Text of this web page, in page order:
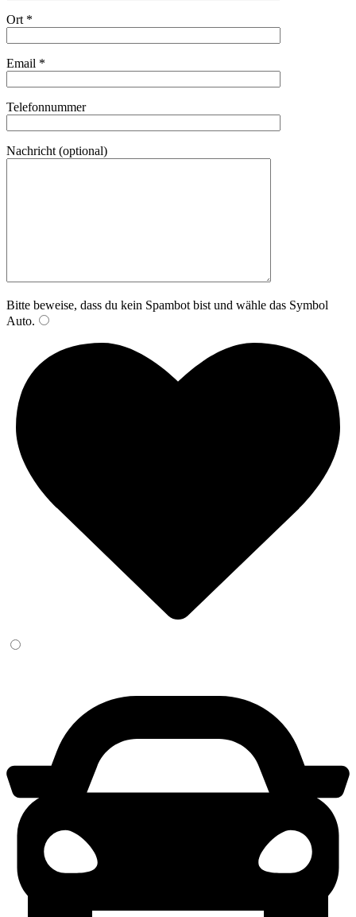
Ort *
Email *
Telefonnummer
Nachricht (optional)
Bitte beweise, dass du kein Spambot bist und wähle das Symbol
Auto.